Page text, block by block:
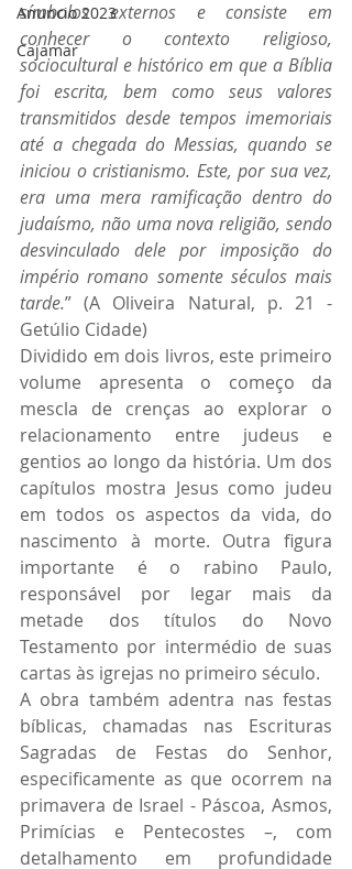
Anuncio 2023
Cajamar
símbolos externos e consiste em
conhecer o contexto religioso,
sociocultural e histórico em que a Bíblia
foi escrita, bem como seus valores
transmitidos desde tempos imemoriais
até a chegada do Messias, quando se
iniciou o cristianismo. Este, por sua vez,
era uma mera ramificação dentro do
judaísmo, não uma nova religião, sendo
desvinculado dele por imposição do
império romano somente séculos mais
tarde.” (A Oliveira Natural, p. 21 -
Getúlio Cidade)
Dividido em dois livros, este primeiro
volume apresenta o começo da
mescla de crenças ao explorar o
relacionamento entre judeus e
gentios ao longo da história. Um dos
capítulos mostra Jesus como judeu
em todos os aspectos da vida, do
nascimento à morte. Outra figura
importante é o rabino Paulo,
responsável por legar mais da
metade dos títulos do Novo
Testamento por intermédio de suas
cartas às igrejas no primeiro século.
A obra também adentra nas festas
bíblicas, chamadas nas Escrituras
Sagradas de Festas do Senhor,
especificamente as que ocorrem na
primavera de Israel - Páscoa, Asmos,
Primícias e Pentecostes –, com
detalhamento em profundidade